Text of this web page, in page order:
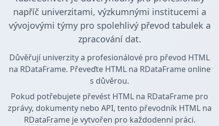
napříč univerzitami, výzkumnými institucemi a
vývojovými týmy pro spolehlivý převod tabulek a
zpracování dat.
Důvěřují univerzity a profesionálové pro převod HTML
na RDataFrame. Převeďte HTML na RDataFrame online
s důvěrou.
Pokud potřebujete převést HTML na RDataFrame pro
zprávy, dokumenty nebo API, tento převodník HTML na
RDataFrame je vytvořen pro každodenní práci.